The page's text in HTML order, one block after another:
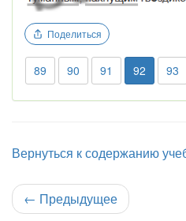
Поделиться
89 90 91 92 93
Вернуться к содержанию
← Предыдущее